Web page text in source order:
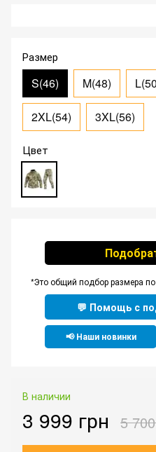
Размер
S(46) M(48)
2XL(54) 3XL(56)
Цвет
*Это общий подбор размера
💬 Помощь с
📢 Наши новинки
В наличии
3 999 грн 5